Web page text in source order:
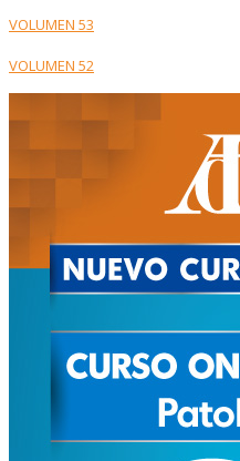
VOLUMEN 53
VOLUMEN 52